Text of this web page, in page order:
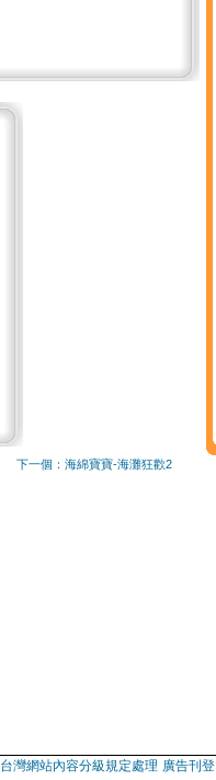
下一個：海綿寶寶-海灘狂歡2
灣網站內容分級規定處理 廣告刊登